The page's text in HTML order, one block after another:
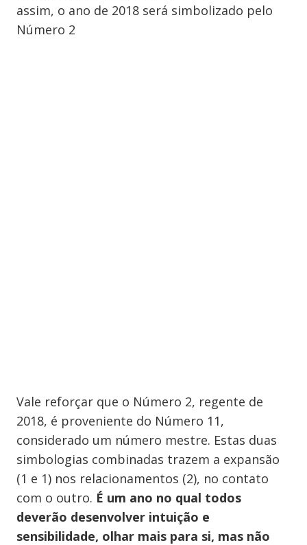
assim, o ano de 2018 será simbolizado pelo
Número 2
Vale reforçar que o Número 2, regente de
2018, é proveniente do Número 11,
considerado um número mestre. Estas duas
simbologias combinadas trazem a expansão
(1 e 1) nos relacionamentos (2), no contato
com o outro. É um ano no qual todos
deverão desenvolver intuição e
sensibilidade, olhar mais para si, mas não